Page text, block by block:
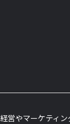
営やマーケティ